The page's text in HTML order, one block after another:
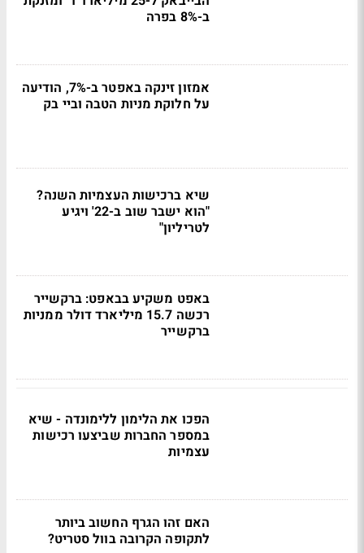
ב-8% בפרה
אמזון זינקה באפטר ב-7%, הודיעה
על חלוקת מניות הטבה וביי בק
שיא ברכישות העצמיות השנה?
"הוא ישבר שוב ב-22' ויגיע
לטריליון"
באפט משקיע בבאפט: ברקשייר
רכשה 15.7 מיליארד דולר ממניות
ברקשייר
הפכו את הלימון ללימונדה - שיא
במספר החברות שביצעו רכישות
עצמיות
האם זהו הגרף החשוב ביותר
לתקופה הקרובה בוול סטריט?